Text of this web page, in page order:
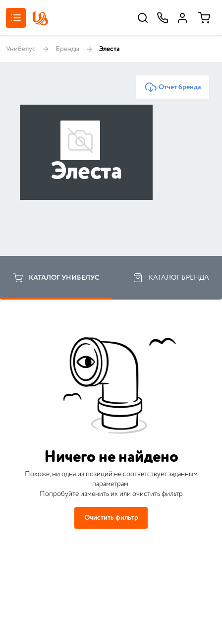
Унибелус Бренды Элеста
Отчет бренда
Элеста
КАТАЛОГ УНИБЕЛУС КАТАЛОГ БРЕНДА
Ничего не найдено
Похоже, ни одна из позиций не соответствует заданным
параметрам.
Попробуйте изменить их или очистить фильтр
Очистить фильтр